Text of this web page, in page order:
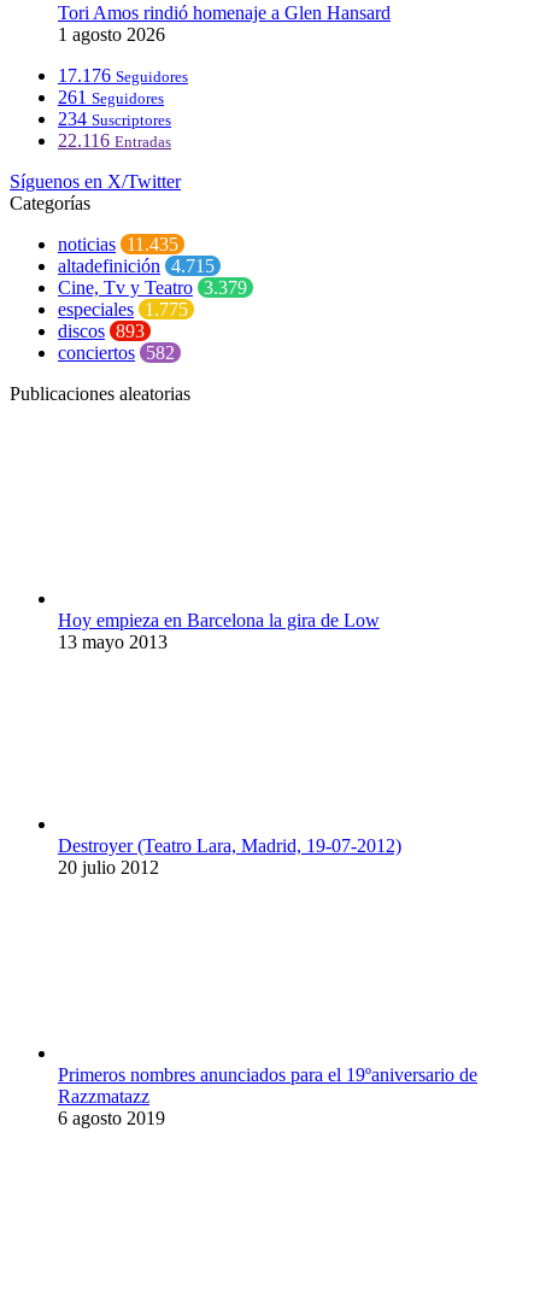
Tori Amos rindió homenaje a Glen Hansard
1 agosto 2026
17.176 Seguidores
261 Seguidores
234 Suscriptores
22.116 Entradas
Síguenos en X/Twitter
Categorías
noticias 11.435
altadefinición 4.715
Cine, Tv y Teatro 3.379
especiales 1.775
discos 893
conciertos 582
Publicaciones aleatorias
Hoy empieza en Barcelona la gira de Low
13 mayo 2013
Destroyer (Teatro Lara, Madrid, 19-07-2012)
20 julio 2012
Primeros nombres anunciados para el 19ºaniversario de
Razzmatazz
6 agosto 2019